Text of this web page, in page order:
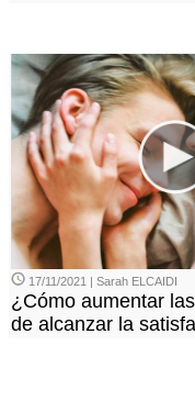
17/11/2021 | Sarah ELCAIDI
¿Cómo aumentar
de alcanzar la